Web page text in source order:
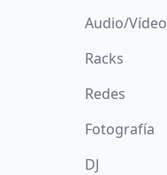
Audio/Vídeo
Racks
Redes
Fotografía
DJ